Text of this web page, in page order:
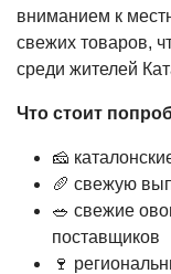
вниманием к
свежих товаров,
среди жителей
Что стоит
🧀
🥖 свежую
🥗 свежие
поставщиков
🍷